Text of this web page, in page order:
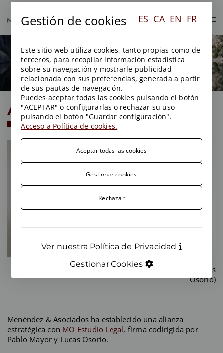
Alianzas
Alianzas
(Izda: Pablo Mayor; Centro: Carlos Menéndez; Dcha: Lucas
Osorio)
Menéndez & Asociados ha establecido una alianza
estratégica con MO Estudio Legal, firma codirigida por
Pablo Mayor y Lucas Osorio.
Gestión de cookies ES CA EN FR
Este sitio web utiliza cookies, tanto propias como de
terceros, para recopilar información estadística
sobre su navegación y mostrarle publicidad
relacionada con sus preferencias, generada a partir
de sus pautas de navegación.
Puedes aceptar todas las cookies pulsando el botón
"ACEPTAR" o configurarlas o rechazar su uso
pulsando el botón "Guardar configuración".
Acceso a Política de cookies.
Aceptar todas las cookies
Gestionar cookies
Rechazar
Ver nuestra Política de Privacidad
Gestionar Cookies